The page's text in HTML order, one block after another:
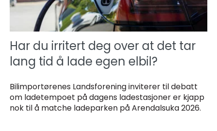
Har du irritert deg over at det tar
lang tid å lade egen elbil?
Bilimportørenes Landsforening inviterer til debatt
om ladetempoet på dagens ladestasjoner er kjapp
nok til å matche ladeparken på Arendalsuka 2026.